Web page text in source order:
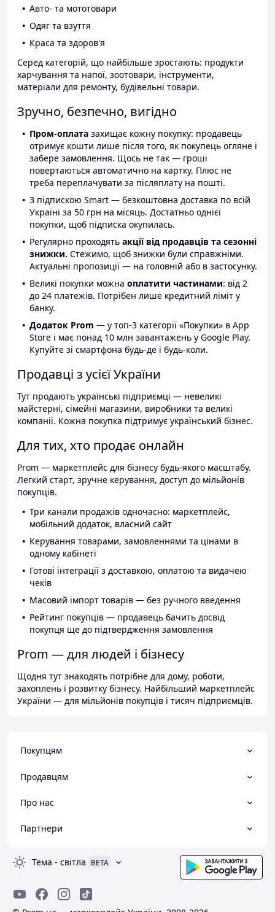
Авто- та мототовари
Одяг та взуття
Краса та здоров'я
Серед категорій, що найбільше зростають: продукти
харчування та напої, зоотовари, інструменти,
матеріали для ремонту, будівельні товари.
Зручно, безпечно, вигідно
Пром-оплата захищає кожну покупку: продавець
отримує кошти лише після того, як покупець огляне і
забере замовлення. Щось не так — гроші
повертаються автоматично на картку. Плюс не
треба переплачувати за післяплату на пошті.
З підпискою Smart — безкоштовна доставка по всій
Україні за 50 грн на місяць. Достатньо однієї
покупки, щоб підписка окупилась.
Регулярно проходять акції від продавців та сезонні
знижки. Стежимо, щоб знижки були справжніми.
Актуальні пропозиції — на головній або в застосунку.
Великі покупки можна оплатити частинами: від 2
до 24 платежів. Потрібен лише кредитний ліміт у
банку.
Додаток Prom — у топ-3 категорії «Покупки» в App
Store і має понад 10 млн завантажень у Google Play.
Купуйте зі смартфона будь-де і будь-коли.
Продавці з усієї України
Тут продають українські підприємці — невеликі
майстерні, сімейні магазини, виробники та великі
компанії. Кожна покупка підтримує український бізнес.
Для тих, хто продає онлайн
Prom — маркетплейс для бізнесу будь-якого масштабу.
Легкий старт, зручне керування, доступ до мільйонів
покупців.
Три канали продажів одночасно: маркетплейс,
мобільний додаток, власний сайт
Керування товарами, замовленнями та цінами в
одному кабінеті
Готові інтеграції з доставкою, оплатою та видачею
чеків
Масовий імпорт товарів — без ручного введення
Рейтинг покупців — продавець бачить досвід
покупця ще до підтвердження замовлення
Prom — для людей і бізнесу
Щодня тут знаходять потрібне для дому, роботи,
захоплень і розвитку бізнесу. Найбільший маркетплейс
України — для мільйонів покупців і тисяч підприємців.
Покупцям
Продавцям
Про нас
Партнери
Тема - світла BETA